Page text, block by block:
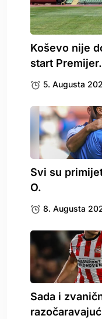
Koševo nije
start Premijer.
5. Augusta
Svi su
O.
8. Augusta
Sada i